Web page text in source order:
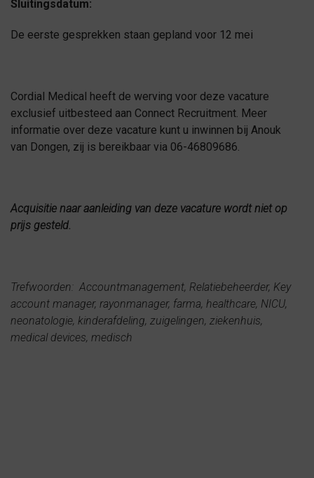
Sluitingsdatum:
De eerste gesprekken staan gepland voor 12 mei
Cordial Medical heeft de werving voor deze vacature
exclusief uitbesteed aan Connect Recruitment. Meer
informatie over deze vacature kunt u inwinnen bij Anouk
van Dongen, zij is bereikbaar via 06-46809686.
Acquisitie naar aanleiding van deze vacature wordt niet op
prijs gesteld.
Trefwoorden: Accountmanagement, Relatiebeheerder, Key
account manager, rayonmanager, farma, healthcare, NICU,
neonatologie, kinderafdeling, zuigelingen, ziekenhuis,
medical devices, medisch